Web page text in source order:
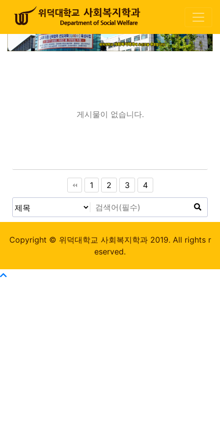
게시물이 없습니다.
1 2 3 4
Copyright © 위덕대학교 사회복지학과 2019. All rights r
eserved.